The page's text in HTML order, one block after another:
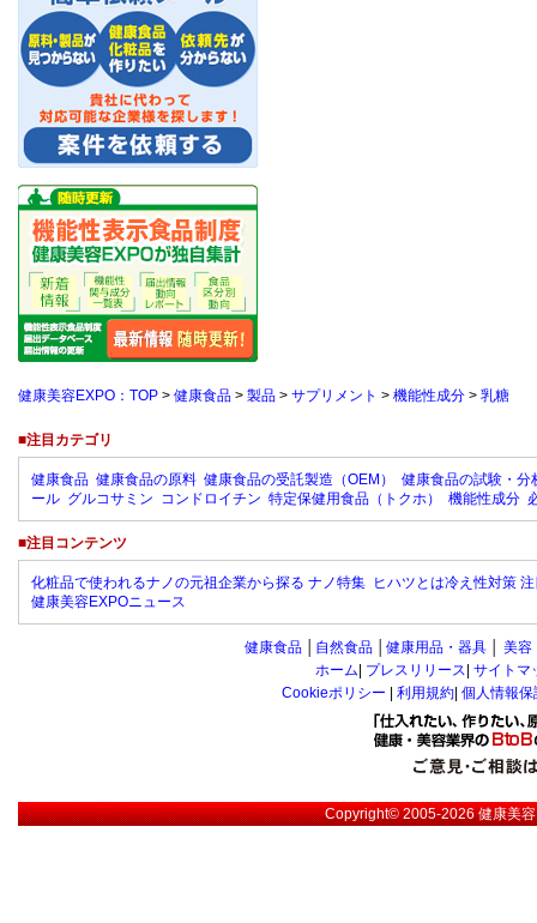
健康美容EXPO：TOP > 健康食品 > 製品 > サプリメント > 機能性成分 > 乳糖
■注目カテゴリ
健康食品 健康食品の原料 健康食品の受託製造（OEM）
健康食品の試験・分
ール グルコサミン コンドロイチン 特定保健用食品（トクホ） 機能性成分
■注目コンテンツ
化粧品で使われるナノの元祖企業から探る ナノ特集 ヒハツとは冷え性対策
健康美容EXPOニュース
健康食品 自然食品 健康用品・器具 美容
ホーム プレスリリース サイトマ
Cookieポリシー
利用規約 個人情報
Copyright© 2005-2026健康美